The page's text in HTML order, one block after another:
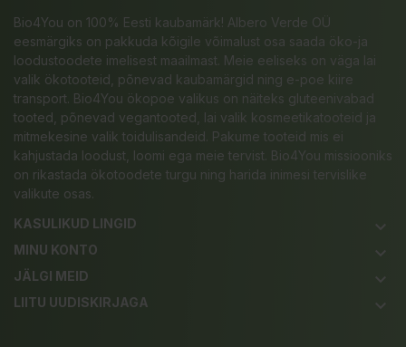
Bio4You on 100% Eesti kaubamärk! Albero Verde OÜ
eesmärgiks on pakkuda kõigile võimalust osa saada öko-ja
loodustoodete imelisest maailmast. Meie eeliseks on väga lai
valik ökotooteid, põnevad kaubamärgid ning e-poe kiire
transport. Bio4You ökopoe valikus on näiteks gluteenivabad
tooted, põnevad vegantooted, lai valik kosmeetikatooteid ja
mitmekesine valik toidulisandeid. Pakume tooteid mis ei
kahjustada loodust, loomi ega meie tervist. Bio4You missiooniks
on rikastada ökotoodete turgu ning harida inimesi tervislike
valikute osas.
KASULIKUD LINGID
keyboard_arrow_down
MINU KONTO keyboard_arrow_down
JÄLGI MEID keyboard_arrow_down
LIITU UUDISKIRJAGA keyboard_arrow_down